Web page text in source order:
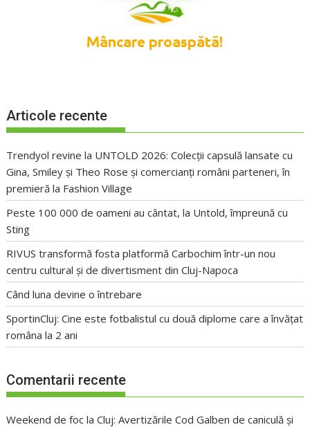
Articole recente
Trendyol revine la UNTOLD 2026: Colecții capsulă lansate cu
Gina, Smiley și Theo Rose și comercianți români parteneri, în
premieră la Fashion Village
Peste 100 000 de oameni au cântat, la Untold, împreună cu
Sting
RIVUS transformă fosta platformă Carbochim într-un nou
centru cultural și de divertisment din Cluj-Napoca
Când luna devine o întrebare
SportinCluj: Cine este fotbalistul cu două diplome care a învățat
româna la 2 ani
Comentarii recente
Weekend de foc la Cluj: Avertizările Cod Galben de caniculă și